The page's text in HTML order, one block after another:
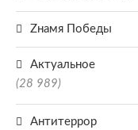
Zнамя Победы
Актуальное
(28 989)
Антитеррор